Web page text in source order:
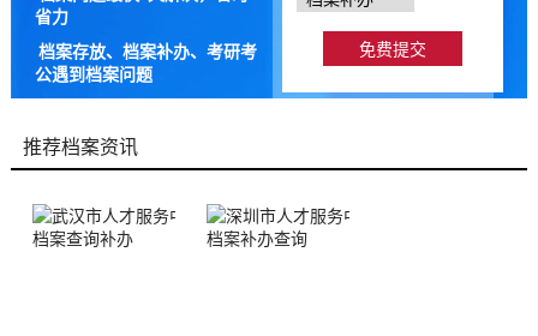
省力
档案存放、档案补办、考研考
公遇到档案问题
推荐档案资讯